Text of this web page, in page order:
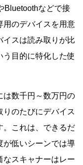
Bluetoothなどで接
用のデバイスを用意
イスは読み取りが比
目的に特化した使
は数千円～数万円の
のたびにデバイス
。これは、できるだ
が低いシーンでは導
なスキャナーはレー